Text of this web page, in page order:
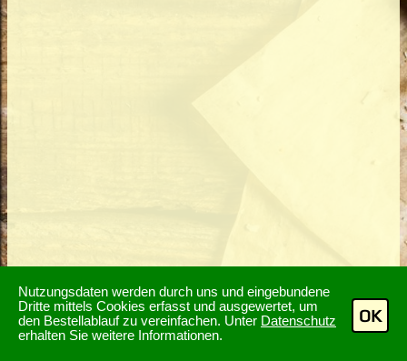
Nutzungsdaten werden durch uns und eingebundene
Dritte mittels Cookies erfasst und ausgewertet, um
den Bestellablauf zu vereinfachen. Unter Datenschutz
erhalten Sie weitere Informationen.
OK